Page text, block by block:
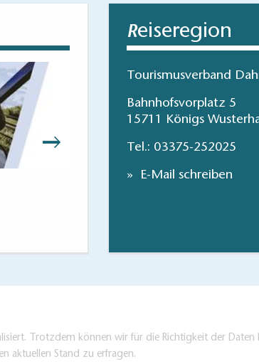
zur kostenfreien Selbstnutzung an
mit Luftpumpe und Werkzeug
Wandern im
Reiseregion
Tourismusverband
Bahnhofsvorplatz 5
15711 Königs
Tel.: 03375-252025
E-Mail schreiben
Trotzdem können wir für die Richtigkeit der Daten
aktuellen Stand zu erfragen.